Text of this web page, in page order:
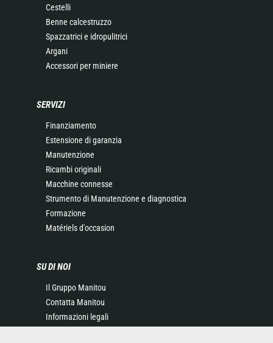
Cestelli
Benne calcestruzzo
Spazzatrici e idropulitrici
Argani
Accessori per miniere
SERVIZI
Finanziamento
Estensione di garanzia
Manutenzione
Ricambi originali
Macchine connesse
Strumento di Manutenzione e diagnostica
Formazione
Matériels d'occasion
SU DI NOI
Il Gruppo Manitou
Contatta Manitou
Informazioni legali